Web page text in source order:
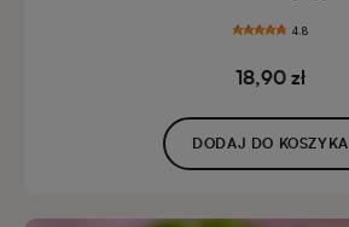
4.8
18,90 zł
DODAJ DO KOSZYKA